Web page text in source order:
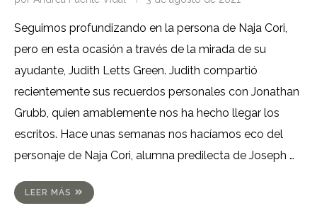
Seguimos profundizando en la persona de Naja Cori,
pero en esta ocasión a través de la mirada de su
ayudante, Judith Letts Green. Judith compartió
recientemente sus recuerdos personales con Jonathan
Grubb, quien amablemente nos ha hecho llegar los
escritos. Hace unas semanas nos hacíamos eco del
personaje de Naja Cori, alumna predilecta de Joseph …
LEER MÁS